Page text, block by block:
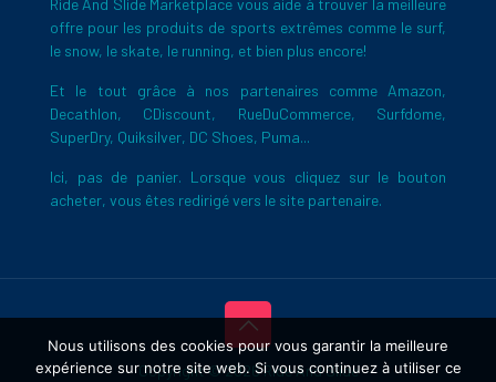
Ride And Slide Marketplace vous aide à trouver la meilleure
offre pour les produits de sports extrêmes comme le surf,
le snow, le skate, le running, et bien plus encore!
Et le tout grâce à nos partenaires comme Amazon,
Decathlon, CDiscount, RueDuCommerce, Surfdome,
SuperDry, Quiksilver, DC Shoes, Puma...
Ici, pas de panier. Lorsque vous cliquez sur le bouton
acheter, vous êtes redirigé vers le site partenaire.
Copyright © 2026 Ride And Slide
Nous utilisons des cookies pour vous garantir la meilleure
expérience sur notre site web. Si vous continuez à utiliser ce